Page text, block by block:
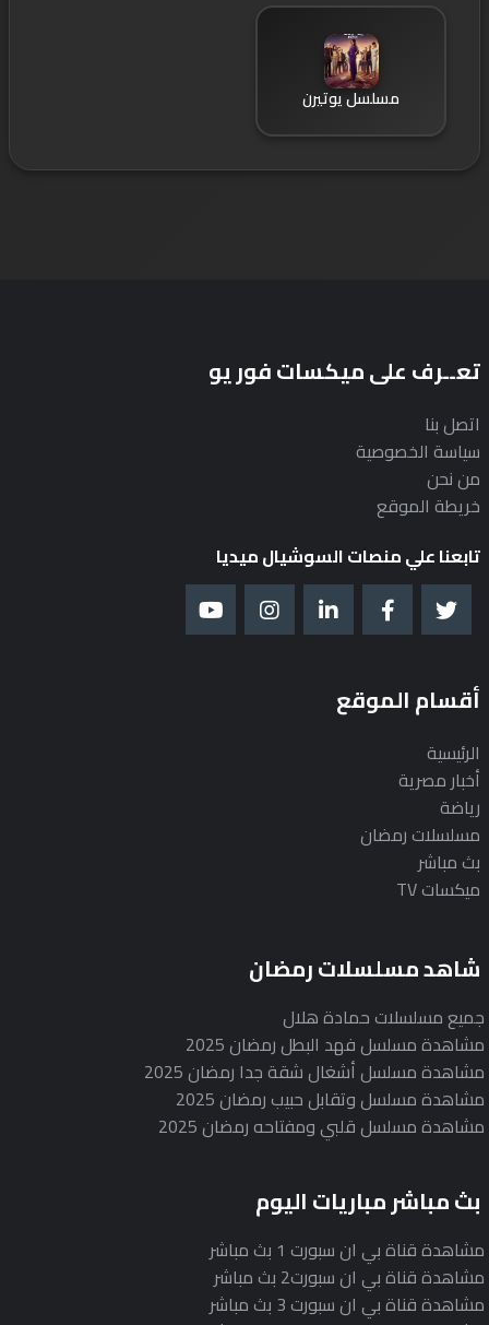
مسلسل يوتيرن
تعــرف على ميكسات فور يو
اتصل بنا
سياسة الخصوصية
من نحن
خريطة الموقع
تابعنا علي منصات السوشيال ميديا
أقسام الموقع
الرئيسية
أخبار مصرية
رياضة
مسلسلات رمضان
بث مباشر
ميكسات TV
شاهد مسلسلات رمضان
جميع مسلسلات حمادة هلال
مشاهدة مسلسل فهد البطل رمضان 2025
مشاهدة مسلسل أشغال شقة جدا رمضان 2025
مشاهدة مسلسل وتقابل حبيب رمضان 2025
مشاهدة مسلسل قلبي ومفتاحه رمضان 2025
بث مباشر مباريات اليوم
مشاهدة قناة بي ان سبورت 1 بث مباشر
مشاهدة قناة بي ان سبورت2 بث مباشر
مشاهدة قناة بي ان سبورت 3 بث مباشر